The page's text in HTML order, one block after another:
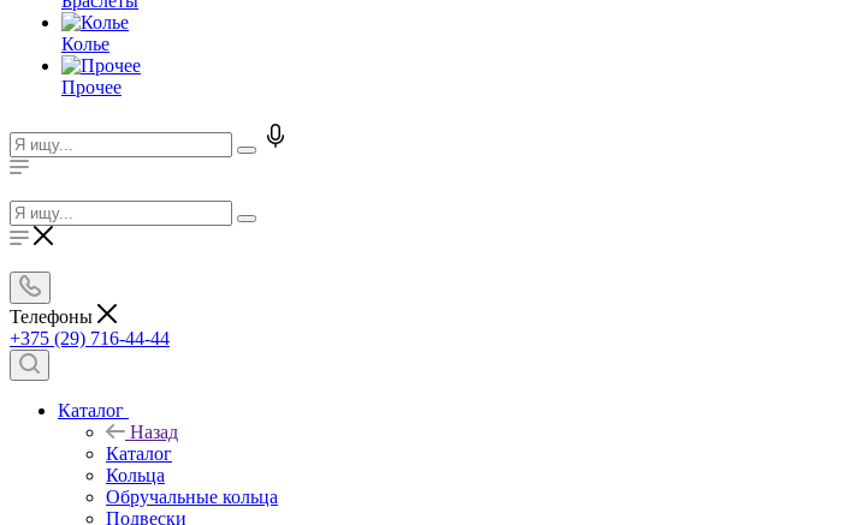
Колье
Прочее
Телефоны
+375 (29) 716-44-44
Каталог
Назад
Каталог
Кольца
Обручальные кольца
Подвески